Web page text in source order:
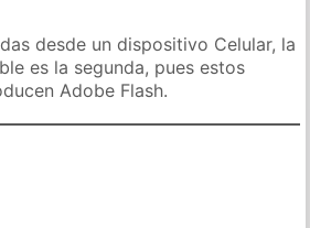
desde un dispositivo Celular, la
es la segunda, pues estos
Adobe Flash.